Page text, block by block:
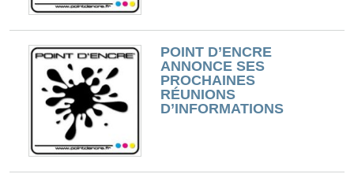
POINT D’ENCRE
ANNONCE SES
PROCHAINES
RÉUNIONS
D’INFORMATIONS